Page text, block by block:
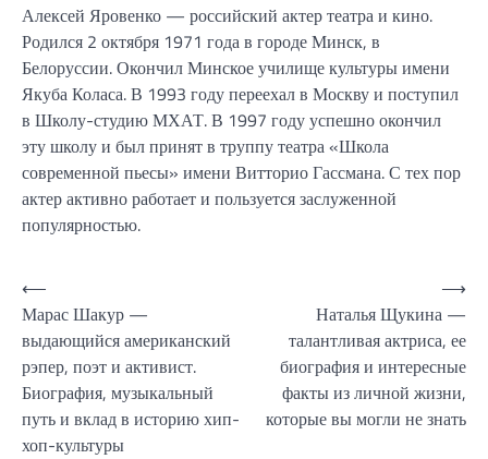
Алексей Яровенко — российский актер театра и кино.
Родился 2 октября 1971 года в городе Минск, в
Белоруссии. Окончил Минское училище культуры имени
Якуба Коласа. В 1993 году переехал в Москву и поступил
в Школу-студию МХАТ. В 1997 году успешно окончил
эту школу и был принят в труппу театра «Школа
современной пьесы» имени Витторио Гассмана. С тех пор
актер активно работает и пользуется заслуженной
популярностью.
Навигация
по
записям
⟵
Марас Шакур —
выдающийся американский
рэпер, поэт и активист.
Биография, музыкальный
путь и вклад в историю хип-
хоп-культуры
Наталья Щукина —
талантливая актриса, ее
биография и интересные
факты из личной жизни,
которые вы могли не знать
⟶